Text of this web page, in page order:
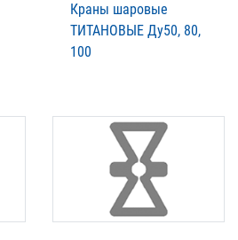
Краны шаровые
ТИТАНОВЫЕ Ду50, 80,
100